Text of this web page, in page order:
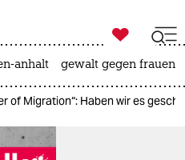
ich

taz zahl ich
anhalt gewalt gegen frauen
of Migration“: Haben wir es